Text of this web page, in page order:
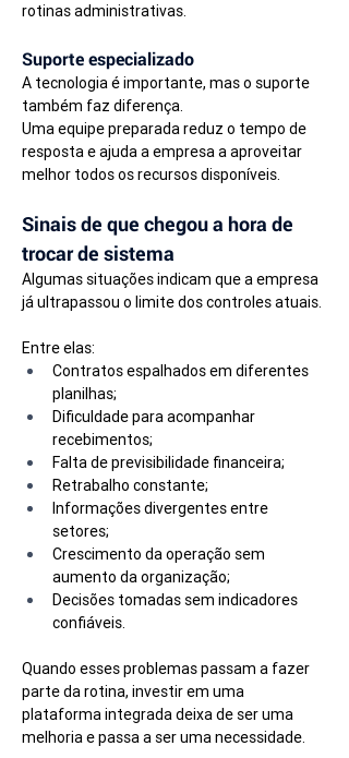
rotinas administrativas.
Suporte especializado
A tecnologia é importante, mas o suporte
também faz diferença.
Uma equipe preparada reduz o tempo de
resposta e ajuda a empresa a aproveitar
melhor todos os recursos disponíveis.
Sinais de que chegou a hora de
trocar de sistema
Algumas situações indicam que a empresa
já ultrapassou o limite dos controles atuais.
Entre elas:
Contratos espalhados em diferentes
planilhas;
Dificuldade para acompanhar
recebimentos;
Falta de previsibilidade financeira;
Retrabalho constante;
Informações divergentes entre
setores;
Crescimento da operação sem
aumento da organização;
Decisões tomadas sem indicadores
confiáveis.
Quando esses problemas passam a fazer
parte da rotina, investir em uma
plataforma integrada deixa de ser uma
melhoria e passa a ser uma necessidade.